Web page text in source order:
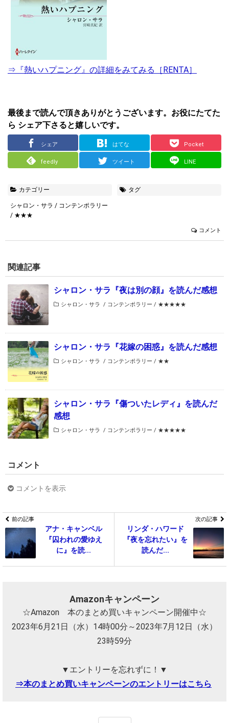
⇒『熱いハプニング』の詳細をみてみる［RENTA］
最後まで読んで頂きありがとうございます。お役にたてた
ら シェア下さると嬉しいです。
シェア はてな Pocket
feedly ツイート LINE
カテゴリー
シャロン・サラ / コンテンポラリー
/ ★★★
タグ
コメント
関連記事
シャロン・サラ『夜は別の顔』を読んだ感想
シャロン・サラ / コンテンポラリー / ★★★★★
シャロン・サラ『花嫁の困惑』を読んだ感想
シャロン・サラ / コンテンポラリー / ★★
シャロン・サラ『傷ついたレディ』を読んだ
感想
シャロン・サラ / コンテンポラリー / ★★★★★
コメント
コメントを表示
前の記事
アナ・キャンベル
『囚われの愛ゆえ
に』を読...
次の記事
リンダ・ハワード
『夜を忘れたい』を
読んだ...
Amazonキャンペーン
☆Amazon 本のまとめ買いキャンペーン開催中☆
2023年6月21日（水）14時00分～2023年7月12日（水）
23時59分
▼エントリーを忘れずに！▼
⇒本のまとめ買いキャンペーンのエントリーはこちら